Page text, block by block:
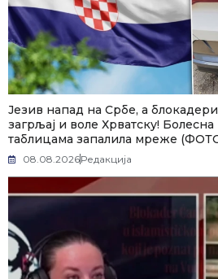
Језив напад на Србе, а
загрљај и воле Хрватску!
таблицама запалила мреже
08.08.2026Редакција